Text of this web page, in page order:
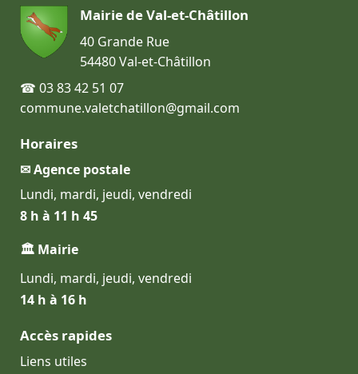
Mairie de Val-et-Châtillon
40 Grande Rue
54480 Val-et-Châtillon
☎ 03 83 42 51 07
commune.valetchatillon@gmail.com
Horaires
✉ Agence postale
Lundi, mardi, jeudi, vendredi
8 h à 11 h 45
🏛 Mairie
Lundi, mardi, jeudi, vendredi
14 h à 16 h
Accès rapides
Liens utiles